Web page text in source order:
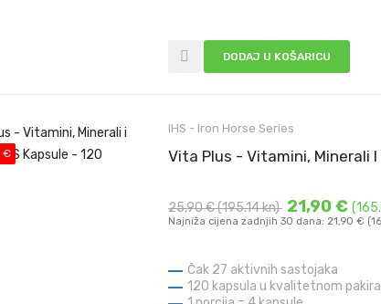
DODAJ U KOŠARICU
€
IHS - Iron Horse Series
Vita Plus - Vitamini, Minerali
25,90 €(195.14 kn) 21,90 €
Najniža cijena zadnjih 30 dana: 21,90 €
Čak 27 aktivnih sastojaka
120 kapsula u kvalitetnom